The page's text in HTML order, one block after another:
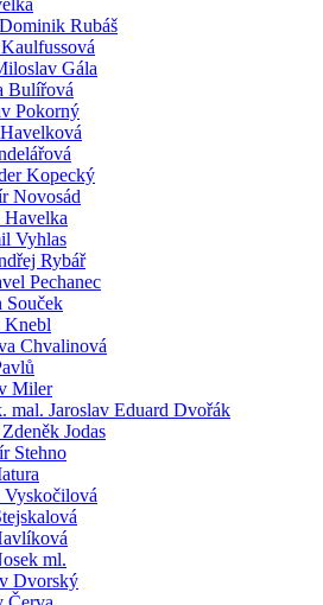
Rubáš
Gála
Bulířová
Pokorný
Kopecký
Novosád
Havelka
Vyhlas
Rybář
Pechanec
Souček
Knebl
Chvalinová
Miler
mal. Jaroslav Eduard Dvořák
Jodas
Stehno
Vyskočilová
ml.
Dvorský